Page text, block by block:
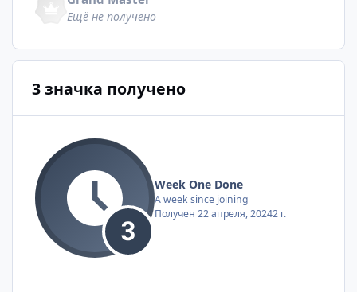
Ещё не получено
3 значка получено
Week One Done
A week since joining
Получен 22 апреля, 20242 г.